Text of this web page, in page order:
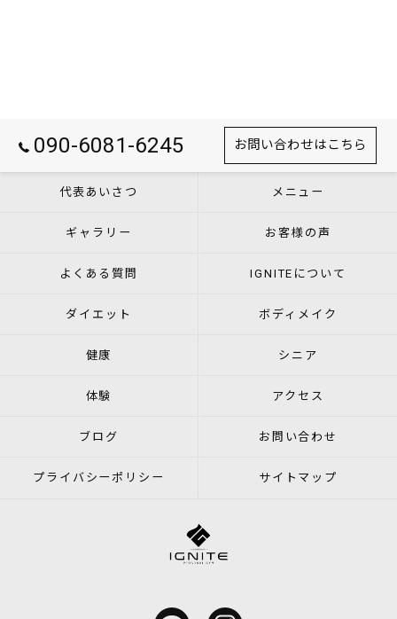
090-6081-6245 お問い合わせはこちら
代表あいさつ メニュー
ギャラリー お客様の声
よくある質問 IGNITEについて
ダイエット ボディメイク
健康 シニア
体験 アクセス
ブログ お問い合わせ
プライバシーポリシー サイトマップ